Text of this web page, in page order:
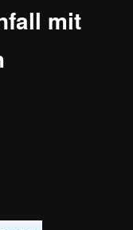
mit